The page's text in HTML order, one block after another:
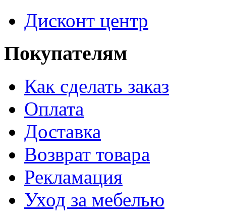
Дисконт центр
Покупателям
Как сделать заказ
Оплата
Доставка
Возврат товара
Рекламация
Уход за мебелью